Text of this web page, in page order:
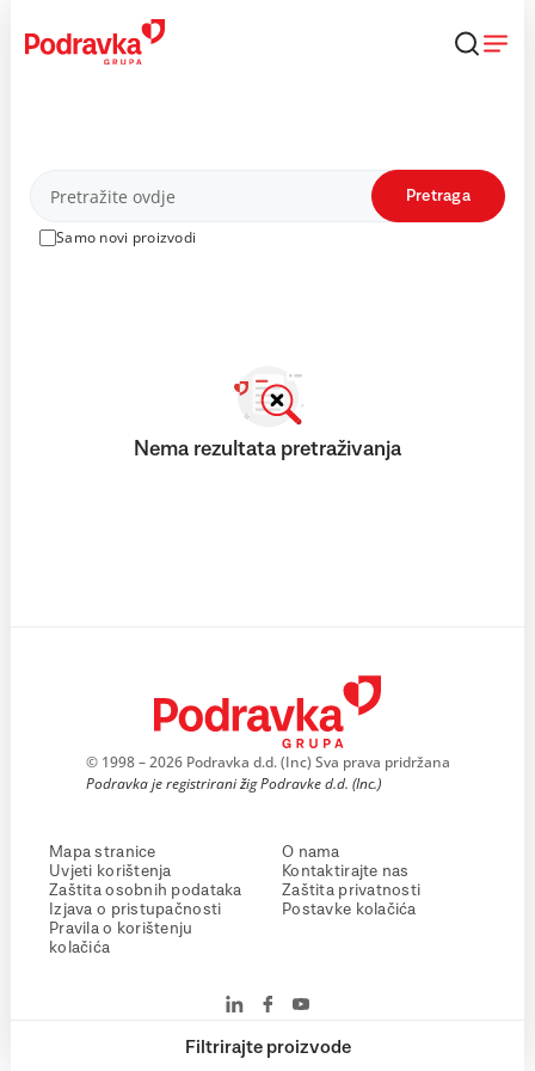
content
Proizvodi
Samo novi proizvodi
Pretraga
Filtrirajte proizvode
Nema rezultata pretraživanja
© 1998 – 2026 Podravka d.d. (Inc) Sva prava pridržana
Podravka je registrirani žig Podravke d.d. (Inc.)
Mapa stranice
Uvjeti korištenja
Zaštita osobnih podataka
Izjava o pristupačnosti
Pravila o korištenju
kolačića
O nama
Kontaktirajte nas
Zaštita privatnosti
Postavke kolačića